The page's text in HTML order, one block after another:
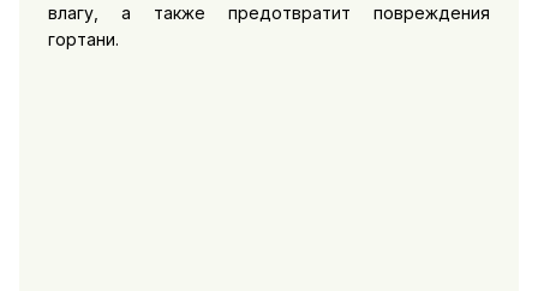
влагу, а также предотвратит повреждения
гортани.